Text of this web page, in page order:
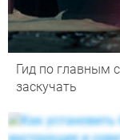
Гид по главным
заскучать